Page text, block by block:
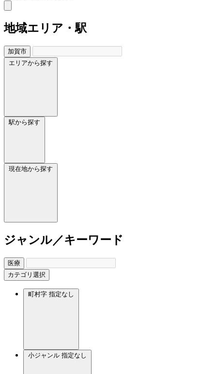
地域エリア・駅
加賀市
エリアから探す
駅から探す
現在地から探す
ジャンル／キーワード
医療
カテゴリ選択
町村字 指定なし
小ジャンル 指定なし